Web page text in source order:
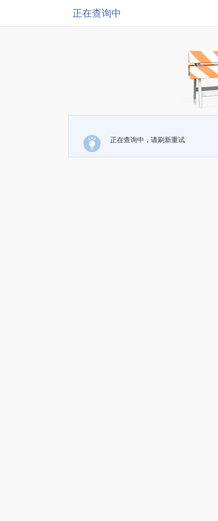
正在查询中
正在查询中，请刷新重试